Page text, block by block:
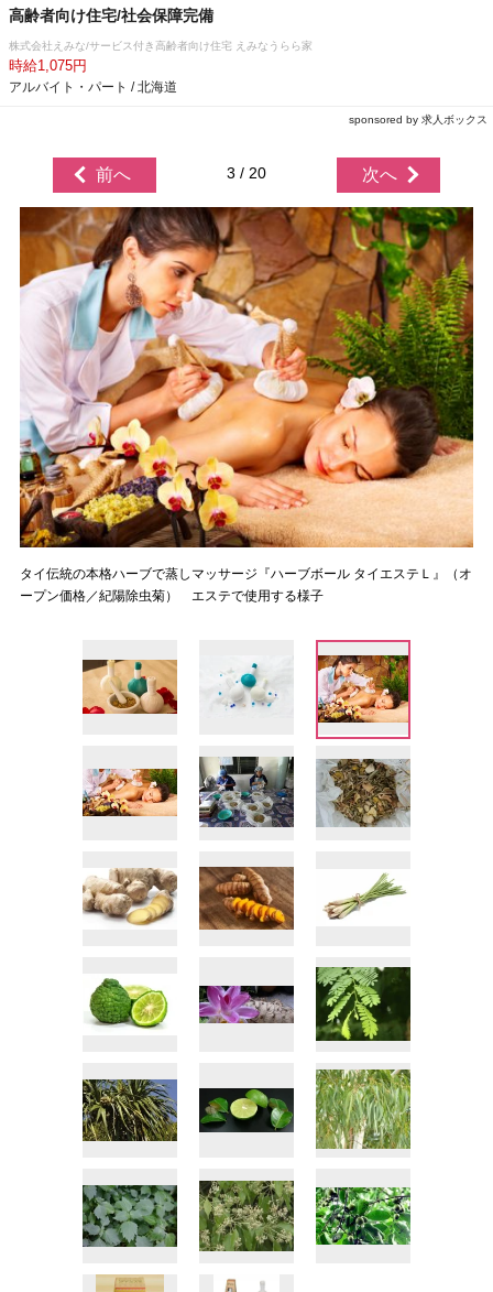
高齢者向け住宅/社会保障完備
株式会社えみな/サービス付き高齢者向け住宅 えみなうらら家
時給1,075円
アルバイト・パート / 北海道
sponsored by 求人ボックス
前へ 3 / 20 次へ
タイ伝統の本格ハーブで蒸しマッサージ『ハーブボール タイエステＬ』（オ
ープン価格／紀陽除虫菊） エステで使用する様子